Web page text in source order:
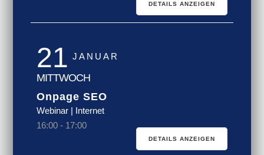
DETAILS ANZEIGEN
21 JANUAR
MITTWOCH
Onpage SEO
Webinar | Internet
16:00- 17:00
DETAILS ANZEIGEN